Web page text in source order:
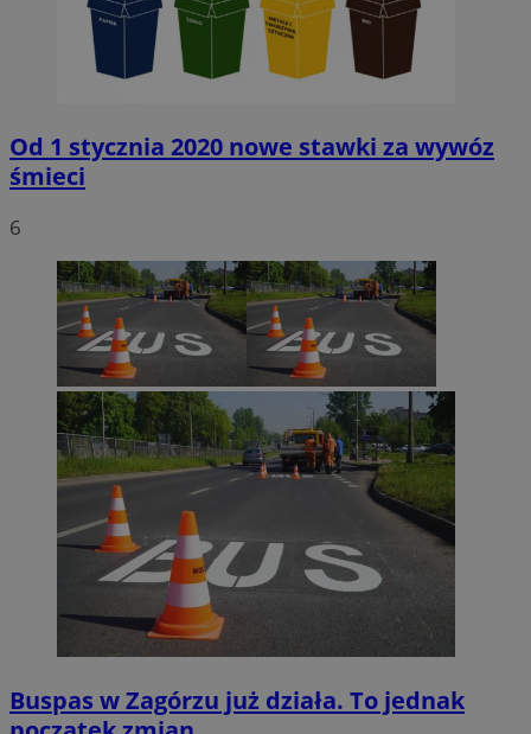
Od 1 stycznia 2020 nowe stawki za wywóz
śmieci
6
Buspas w Zagórzu już działa. To jednak